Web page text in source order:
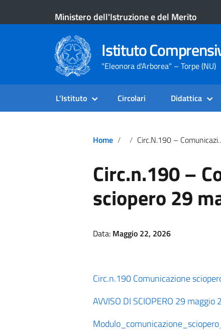
Ministero dell'Istruzione e del Merito
Istituto
"Eleonora d'Arborea" – Torpe (NU)
L’Istituto Circolari Didattica
Home Circ.n.190 – Comunicazione Sciopero 29 Maggio.
Circ.n.190 –
sciopero 29
Data: Maggio 22, 2026
Circ.n.190 Comunicazione
AVVISO DI SCIOPERO 29